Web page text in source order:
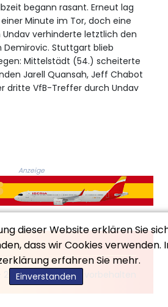
dieser Website erklären Sie
dass wir Cookies verwenden.
erfahren Sie mehr.
Einverstanden
begann rasant. Erneut lag
Minute im Tor, doch eine
verhinderte letztlich den
Demirovic. Stuttgart blieb
Mittelstädt (54.) scheiterte
Jarell Quansah, Jeff Chabot
dritte VfB-Treffer durch Undav
Anzeige
2026 - Alle Rechte vorbehalten